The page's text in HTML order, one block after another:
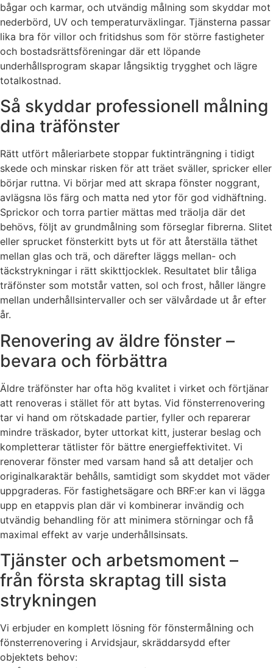
bågar och karmar, och utvändig målning som skyddar mot
nederbörd, UV och temperaturväxlingar. Tjänsterna passar
lika bra för villor och fritidshus som för större fastigheter
och bostadsrättsföreningar där ett löpande
underhållsprogram skapar långsiktig trygghet och lägre
totalkostnad.
Så skyddar professionell målning
dina träfönster
Rätt utfört måleriarbete stoppar fuktinträngning i tidigt
skede och minskar risken för att träet sväller, spricker eller
börjar ruttna. Vi börjar med att skrapa fönster noggrant,
avlägsna lös färg och matta ned ytor för god vidhäftning.
Sprickor och torra partier mättas med träolja där det
behövs, följt av grundmålning som förseglar fibrerna. Slitet
eller sprucket fönsterkitt byts ut för att återställa täthet
mellan glas och trä, och därefter läggs mellan- och
täckstrykningar i rätt skikttjocklek. Resultatet blir tåliga
träfönster som motstår vatten, sol och frost, håller längre
mellan underhållsintervaller och ser välvårdade ut år efter
år.
Renovering av äldre fönster –
bevara och förbättra
Äldre träfönster har ofta hög kvalitet i virket och förtjänar
att renoveras i stället för att bytas. Vid fönsterrenovering
tar vi hand om rötskadade partier, fyller och reparerar
mindre träskador, byter uttorkat kitt, justerar beslag och
kompletterar tätlister för bättre energieffektivitet. Vi
renoverar fönster med varsam hand så att detaljer och
originalkaraktär behålls, samtidigt som skyddet mot väder
uppgraderas. För fastighetsägare och BRF:er kan vi lägga
upp en etappvis plan där vi kombinerar invändig och
utvändig behandling för att minimera störningar och få
maximal effekt av varje underhållsinsats.
Tjänster och arbetsmoment –
från första skraptag till sista
strykningen
Vi erbjuder en komplett lösning för fönstermålning och
fönsterrenovering i Arvidsjaur, skräddarsydd efter
objektets behov: